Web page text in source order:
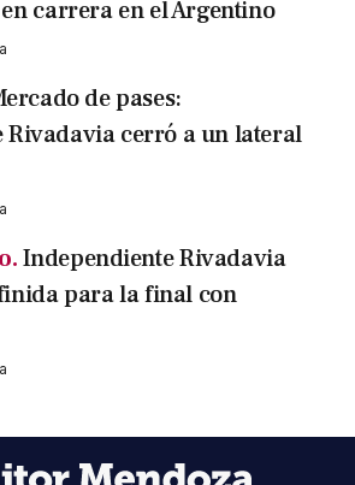
carrera en el Argentino
de pases:
Rivadavia cerró a un lateral
Independiente Rivadavia
para la final con